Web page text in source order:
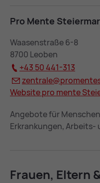
Pro Men­te
Waasenstraße 6-8
8700 Leoben
+43 50 441-313
zen­tra­le@
Web­site pro men­te
Angebote für
Erkrankungen,
Frau­en, El­tern